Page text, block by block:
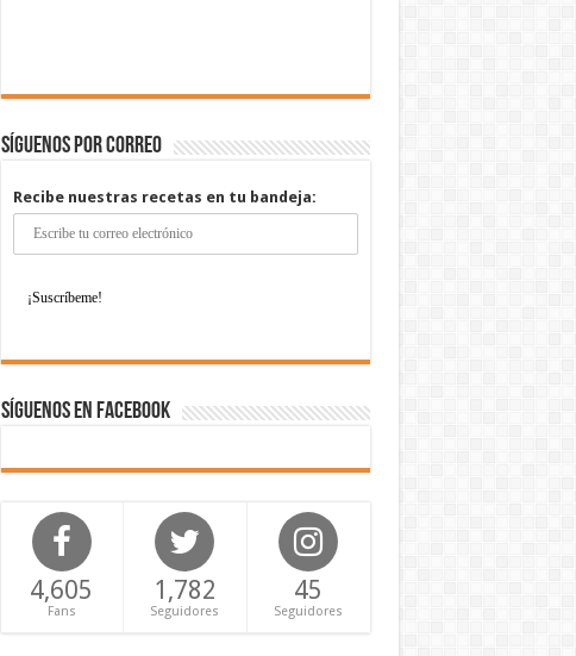
Síguenos por correo
Recibe nuestras recetas en tu bandeja:
Síguenos en Facebook
4,605
Fans
1,782
Seguidores
45
Seguidores